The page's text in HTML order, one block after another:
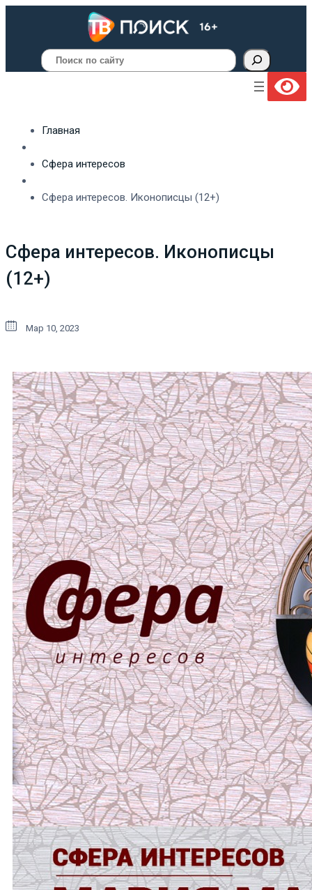
Поиск
Главная
Сфера интересов
Сфера интересов. Иконописцы (12+)
Сфера интересов. Иконописцы
(12+)
Мар 10, 2023